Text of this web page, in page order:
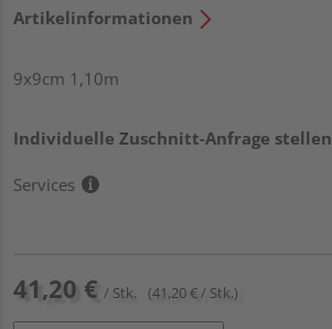
Artikelinformationen
9x9cm 1,10m
Individuelle Zuschnitt-Anfrage stellen
Services
41,20 € / Stk. (41,20 € / Stk.)